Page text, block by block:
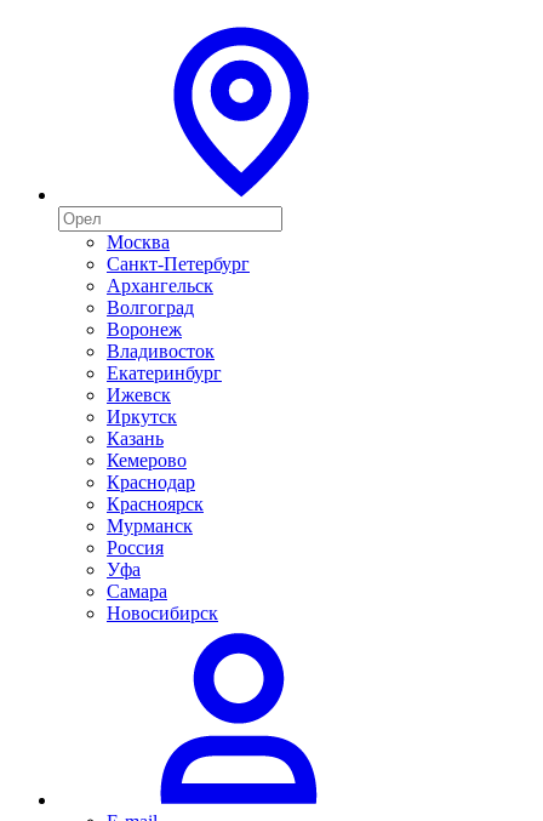
Москва
Санкт-Петербург
Архангельск
Волгоград
Воронеж
Владивосток
Екатеринбург
Ижевск
Иркутск
Казань
Кемерово
Краснодар
Красноярск
Мурманск
Россия
Уфа
Самара
Новосибирск